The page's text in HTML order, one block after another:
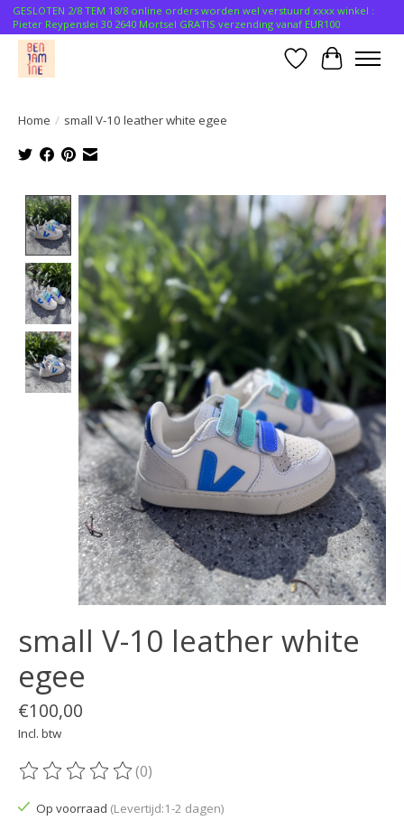
GESLOTEN 2/8 TEM 18/8 online orders worden wel verstuurd xxxx winkel :
Pieter Reypenslei 30 2640 Mortsel GRATIS verzending vanaf EUR100
Verlanglijst
Home / small V-10 leather white egee
Product image slideshow Items
small V-10 leather white
egee
€100,00
Incl. btw
De beoordeling van dit product is
(0)
Op voorraad (Levertijd:1-2 dagen)